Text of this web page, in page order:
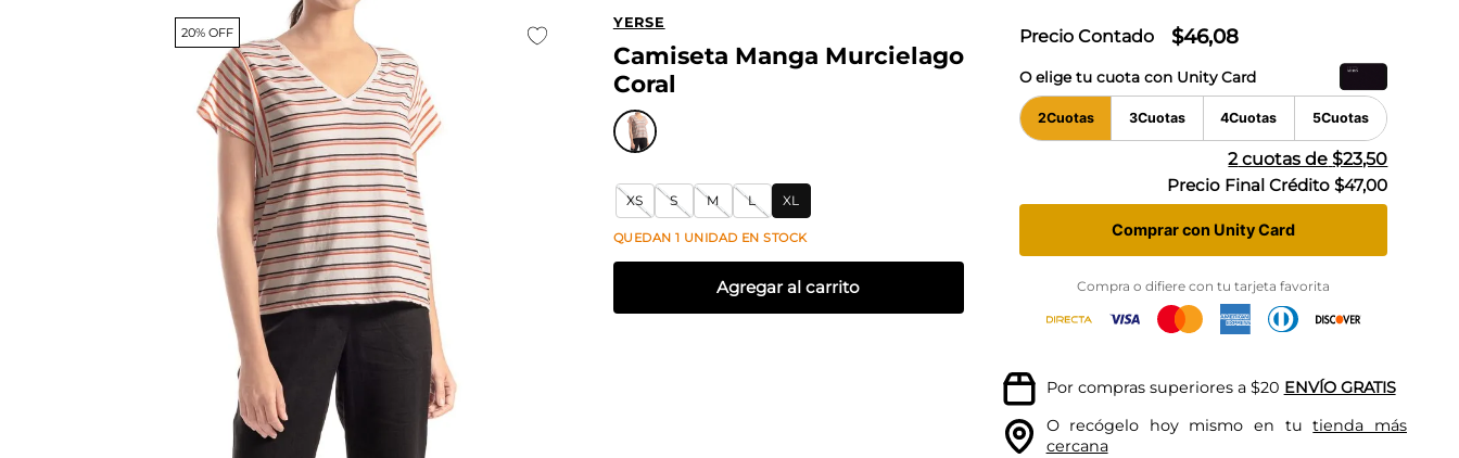
20% OFF
YERSE
Camiseta Manga Murcielago
Coral
XS S M L XL
QUEDAN 1 UNIDAD EN STOCK
Agregar al carrito
Precio Contado $46,08
O elige tu cuota con Unity Card
2Cuotas 3Cuotas 4Cuotas 5Cuotas
2cuotas de $23,50
Precio Final Crédito $47,00
Comprar con Unity Card
Compra o difiere con tu tarjeta favorita
Por compras superiores a $20 ENVÍO GRATIS
O recógelo hoy mismo en tutienda más
cercana